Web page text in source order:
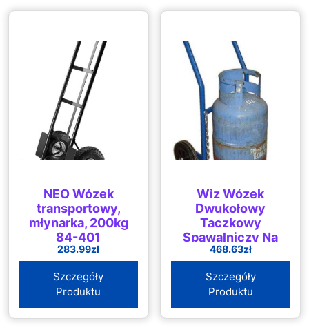
NEO Wózek
transportowy,
młynarka, 200kg
84-401
283.99zł
Szczegóły
Produktu
Wiz Wózek
Dwukołowy
Taczkowy
Spawalniczy Na
Butle Z Gazem
468.63zł
Szczegóły
Produktu